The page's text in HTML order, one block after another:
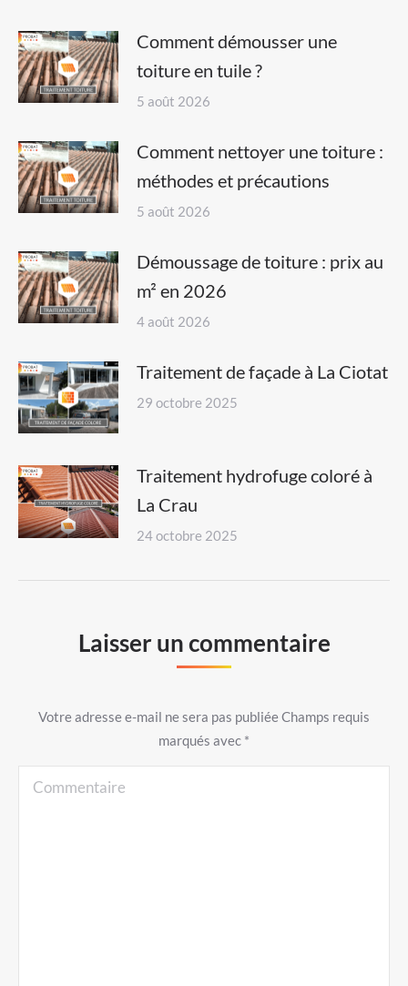
Comment démousser une
toiture en tuile ?
5 août 2026
Comment nettoyer une toiture :
méthodes et précautions
5 août 2026
Démoussage de toiture : prix au
m² en 2026
4 août 2026
Traitement de façade à La Ciotat
29 octobre 2025
Traitement hydrofuge coloré à
La Crau
24 octobre 2025
Laisser un commentaire
Votre adresse e-mail ne sera pas publiée Champs requis
marqués avec *
Commentaire